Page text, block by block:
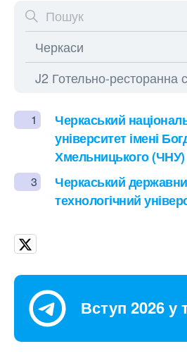
1
Черкаський
університет імені
Хмельницького (ЧНУ)
3
Черкаський
технологічний
Вступ 2026 у